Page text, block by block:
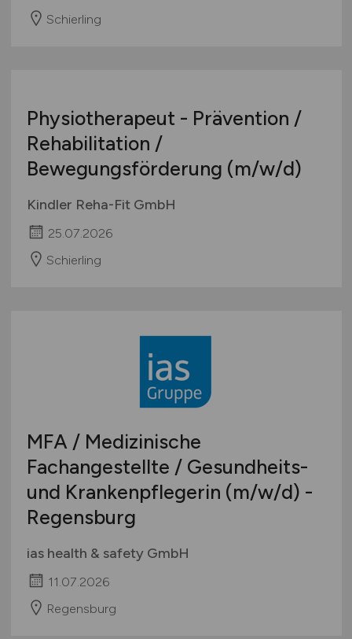
Schierling
Physiotherapeut - Prävention /
Rehabilitation /
Bewegungsförderung (m/w/d)
Kindler Reha-Fit GmbH
25.07.2026
Schierling
MFA / Medizinische
Fachangestellte / Gesundheits-
und Krankenpflegerin (m/w/d) -
Regensburg
ias health & safety GmbH
11.07.2026
Regensburg